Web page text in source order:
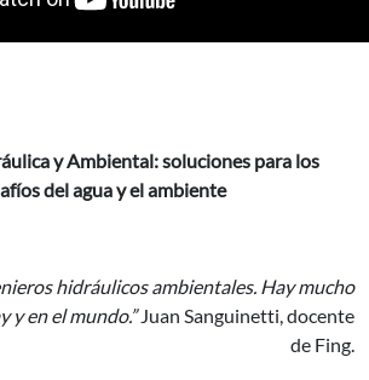
y Ambiental: soluciones para los
del agua y el ambiente
hidráulicos ambientales. Hay mucho
y en el mundo.”Juan Sanguinetti, docente
de Fing.